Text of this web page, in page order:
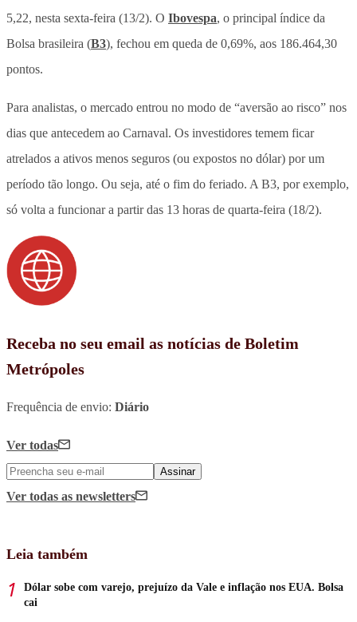
5,22, nesta sexta-feira (13/2). O Ibovespa, o principal índice da
Bolsa brasileira (B3), fechou em queda de 0,69%, aos 186.464,30
pontos.
Para analistas, o mercado entrou no modo de “aversão ao risco” nos
dias que antecedem ao Carnaval. Os investidores temem ficar
atrelados a ativos menos seguros (ou expostos no dólar) por um
período tão longo. Ou seja, até o fim do feriado. A B3, por exemplo,
só volta a funcionar a partir das 13 horas de quarta-feira (18/2).
Receba no seu email as notícias de Boletim
Metrópoles
Frequência de envio: Diário
Ver todas
Assinar
Ver todas as newsletters
Leia também
Dólar sobe com varejo, prejuízo da Vale e inflação nos EUA. Bolsa
cai